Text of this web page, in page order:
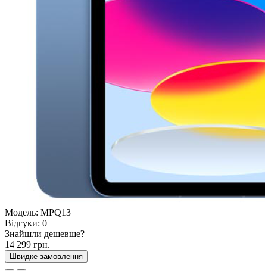
Модель: MPQ13
Відгуки: 0
Знайшли дешевше?
14 299 грн.
Швидке замовлення